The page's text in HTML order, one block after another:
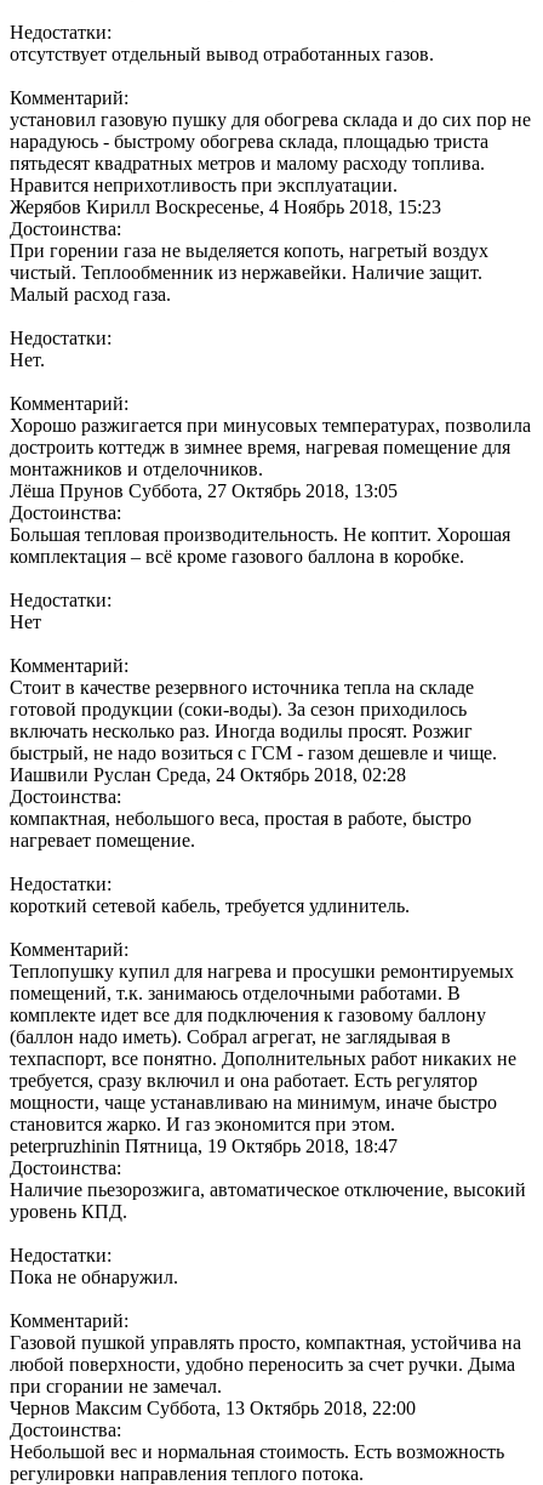
Недостатки:
отсутствует отдельный вывод отработанных газов.
Комментарий:
установил газовую пушку для обогрева склада и до сих пор не
нарадуюсь - быстрому обогрева склада, площадью триста
пятьдесят квадратных метров и малому расходу топлива.
Нравится неприхотливость при эксплуатации.
Жерябов Кирилл Воскресенье, 4 Ноябрь 2018, 15:23
Достоинства:
При горении газа не выделяется копоть, нагретый воздух
чистый. Теплообменник из нержавейки. Наличие защит.
Малый расход газа.
Недостатки:
Нет.
Комментарий:
Хорошо разжигается при минусовых температурах, позволила
достроить коттедж в зимнее время, нагревая помещение для
монтажников и отделочников.
Лёша Прунов Суббота, 27 Октябрь 2018, 13:05
Достоинства:
Большая тепловая производительность. Не коптит. Хорошая
комплектация – всё кроме газового баллона в коробке.
Недостатки:
Нет
Комментарий:
Стоит в качестве резервного источника тепла на складе
готовой продукции (соки-воды). За сезон приходилось
включать несколько раз. Иногда водилы просят. Розжиг
быстрый, не надо возиться с ГСМ - газом дешевле и чище.
Иашвили Руслан Среда, 24 Октябрь 2018, 02:28
Достоинства:
компактная, небольшого веса, простая в работе, быстро
нагревает помещение.
Недостатки:
короткий сетевой кабель, требуется удлинитель.
Комментарий:
Теплопушку купил для нагрева и просушки ремонтируемых
помещений, т.к. занимаюсь отделочными работами. В
комплекте идет все для подключения к газовому баллону
(баллон надо иметь). Собрал агрегат, не заглядывая в
техпаспорт, все понятно. Дополнительных работ никаких не
требуется, сразу включил и она работает. Есть регулятор
мощности, чаще устанавливаю на минимум, иначе быстро
становится жарко. И газ экономится при этом.
peterpruzhinin Пятница, 19 Октябрь 2018, 18:47
Достоинства:
Наличие пьезорозжига, автоматическое отключение, высокий
уровень КПД.
Недостатки:
Пока не обнаружил.
Комментарий:
Газовой пушкой управлять просто, компактная, устойчива на
любой поверхности, удобно переносить за счет ручки. Дыма
при сгорании не замечал.
Чернов Максим Суббота, 13 Октябрь 2018, 22:00
Достоинства:
Небольшой вес и нормальная стоимость. Есть возможность
регулировки направления теплого потока.